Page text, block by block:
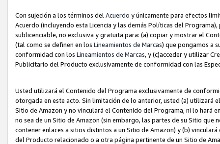
Con sujeción a los términos del Acuerdo y únicamente para efectos
Acuerdo (incluyendo esta Licencia y las demás Políticas del
sublicenciable, no exclusiva y gratuita para: (a) copiar y mostrar el
(tal como se definen en los Lineamientos de Marcas) que pongamos a
conformidad con los Lineamientos de Marcas, y (c)acceder y utilizar
Publicitario del Producto exclusivamente de conformidad con las
Usted utilizará el Contenido del Programa exclusivamente de
otorgada en este acto. Sin limitación de lo anterior, usted (a) utilizará
Sitio de Amazon y no vinculará el Contenido del Programa, ni lo hará
no sea de un Sitio de Amazon (sin embargo, las partes de su Sitio
contener enlaces a sitios distintos a un Sitio de Amazon) y (b)
del Producto relacionado o a otra página pertinente de un Sitio de